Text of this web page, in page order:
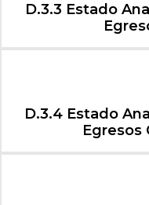
D.3.3 Estado
D.3.4 Estado
Egresos